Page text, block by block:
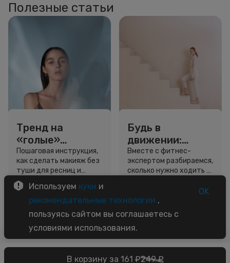
В корзину за 161 ₽249 ₽
Полезные статьи
Тренд на
«голые»
ресницы: как
выглядеть
свежо, не
используя тушь
Пошаговая инструкция,
как сделать макияж без
туши для ресниц и
звёздный образ для
вдохновения.
Советы
Будь в
движении:
сколько нужно
шагов для
красоты и
Вместе с фитнес-
экспертом разбираемся,
сколько нужно ходить и
Используем куки и
рекомендательные технологии ,
пользуясь сайтом вы соглашаетесь с
условиями использования.
OK